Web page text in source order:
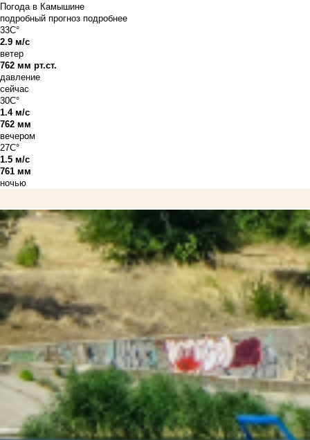
Погода в Камышине
подробный прогноз подробнее
33C°
2.9 м/с
ветер
762 мм рт.ст.
давление
сейчас
30C°
1.4 м/с
762 мм
вечером
27C°
1.5 м/с
761 мм
ночью